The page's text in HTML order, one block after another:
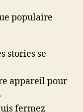
populaire
stories se
appareil pour
fermez